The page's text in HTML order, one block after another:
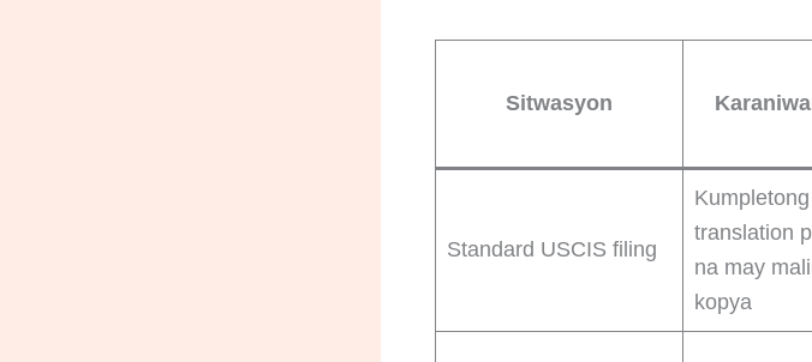
Sitwasyon
Standard USCIS filing
translation
na may
kopya